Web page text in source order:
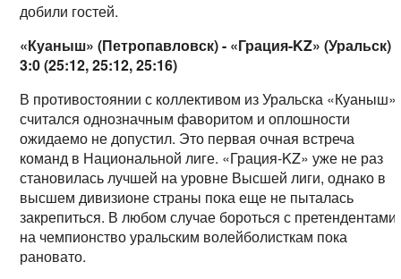
добили гостей.
«Куаныш» (Петропавловск) - «Грация-KZ» (Уральск)
3:0 (25:12, 25:12, 25:16)
В противостоянии с коллективом из Уральска «Куаныш»
считался однозначным фаворитом и оплошности
ожидаемо не допустил. Это первая очная встреча
команд в Национальной лиге. «Грация-KZ» уже не раз
становилась лучшей на уровне Высшей лиги, однако в
высшем дивизионе страны пока еще не пыталась
закрепиться. В любом случае бороться с претендентами
на чемпионство уральским волейболисткам пока
рановато.